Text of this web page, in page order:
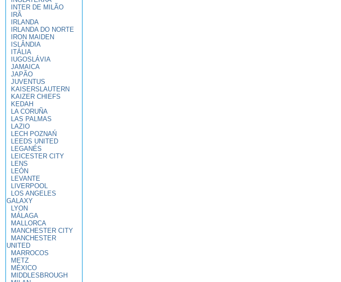
INTER DE MILÃO
IRÃ
IRLANDA
IRLANDA DO NORTE
IRON MAIDEN
ISLÂNDIA
ITÁLIA
IUGOSLÁVIA
JAMAICA
JAPÃO
JUVENTUS
KAISERSLAUTERN
KAIZER CHIEFS
KEDAH
LA CORUÑA
LAS PALMAS
LAZIO
LECH POZNAŃ
LEEDS UNITED
LEGANÉS
LEICESTER CITY
LENS
LEÓN
LEVANTE
LIVERPOOL
LOS ANGELES
GALAXY
LYON
MÁLAGA
MALLORCA
MANCHESTER CITY
MANCHESTER
UNITED
MARROCOS
METZ
MÉXICO
MIDDLESBROUGH